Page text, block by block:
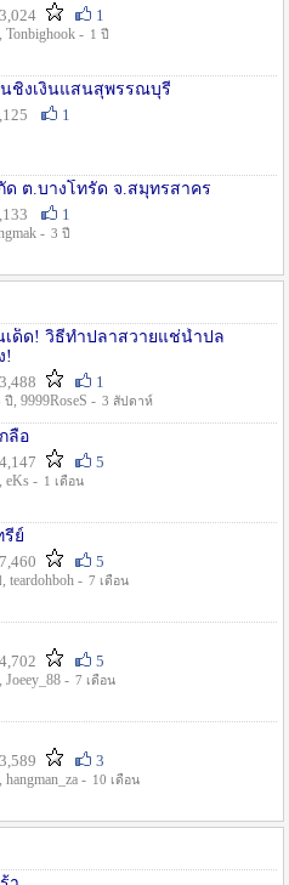
1
, Tonbighook - 1 ปี
ชิงเงินแสนสุพรรณบุรี
1
ต.บางโทรัด จ.สมุทรสาคร
1
- 3 ปี
เด็ด! วิธีทำปลาสวายแช่น้ำปล
!
1
ปี , 9999RoseS - 3 สัปดาห์
ลือ
5
, eKs - 1 เดือน
ย์
5
, teardohboh - 7 เดือน
5
, Joeey_88 - 7 เดือน
3
, hangman_za - 10 เดือน